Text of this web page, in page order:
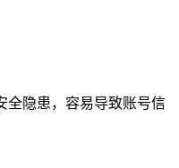
全隐患，容易导致账号信